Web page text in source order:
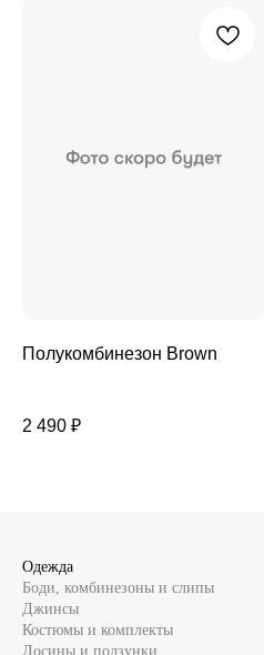
Полукомбинезон Brown
2 490 ₽
Одежда
Боди, комбинезоны и слипы
Джинсы
Костюмы и комплекты
Лосины и ползунки